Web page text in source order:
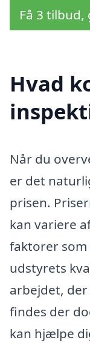
Få 3
Hvad
Når du
er det
prisen.
kan variere
faktorer
udstyrets
arbejdet,
findes der
kan hjælpe